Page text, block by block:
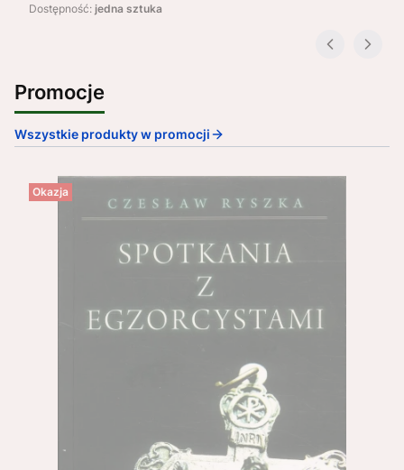
Dostępność: jedna sztuka
Promocje
Wszystkie produkty w promocji
Okazja